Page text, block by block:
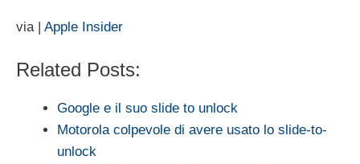
via | Apple Insider
Related Posts:
Google e il suo slide to unlock
Motorola colpevole di avere usato lo slide-to-
unlock